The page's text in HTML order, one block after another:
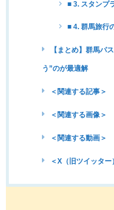
■ 3. スタンプ
■ 4. 群馬旅行
【まとめ】群馬パ
う”のが最適解
＜関連する記事＞
＜関連する画像＞
＜関連する動画＞
＜X（旧ツイッター